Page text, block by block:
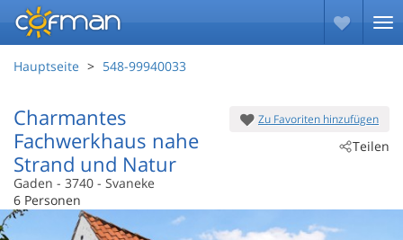
Hauptseite 548-99940033
Zu Favoriten hinzufügen
Teilen
Charmantes
Fachwerkhaus nahe
Strand und Natur
Gaden - 3740 - Svaneke
6 Personen